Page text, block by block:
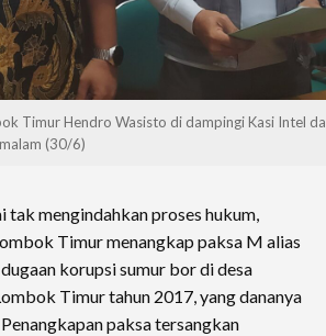
Timur Hendro Wasisto di dampingi Kasi Intel
(30/6)
mengindahkan proses hukum,
Timur menangkap paksa M alias
korupsi sumur bor di desa
Timur tahun 2017, yang dananya
paksa tersangkan